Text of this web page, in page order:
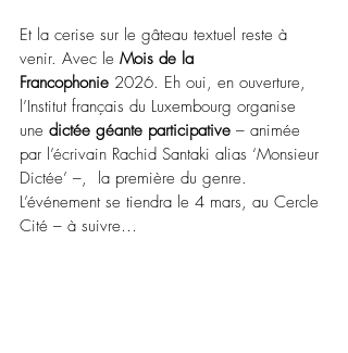
Et la cerise sur le gâteau textuel reste à
venir. Avec le Mois de la
Francophonie 2026. Eh oui, en ouverture,
l’Institut français du Luxembourg organise
une dictée géante participative – animée
par l’écrivain Rachid Santaki alias ‘Monsieur
Dictée’ –,  la première du genre.
L’événement se tiendra le 4 mars, au Cercle
Cité – à suivre…